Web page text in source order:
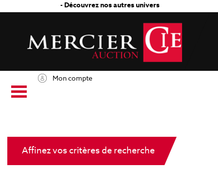
- Découvrez nos autres univers
Mon compte
Affinez vos critères de recherche